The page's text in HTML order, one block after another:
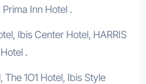
Inn Hotel .
Ibis Center Hotel, HARRIS
.
1O1 Hotel, Ibis Style